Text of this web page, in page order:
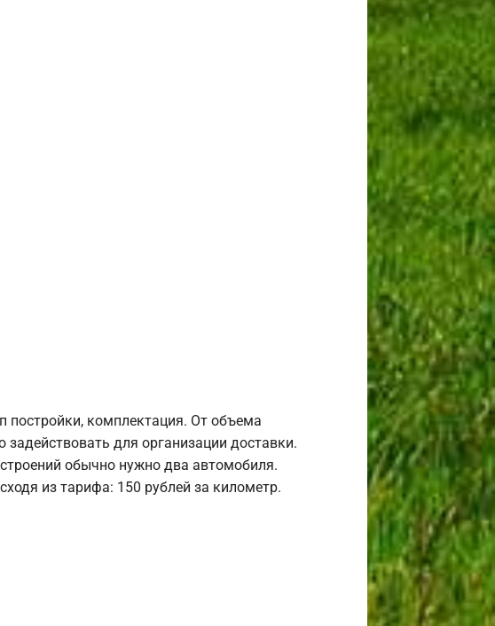
постройки, комплектация. От объема
для организации доставки.
обычно нужно два автомобиля.
из тарифа: 150 рублей за километр.